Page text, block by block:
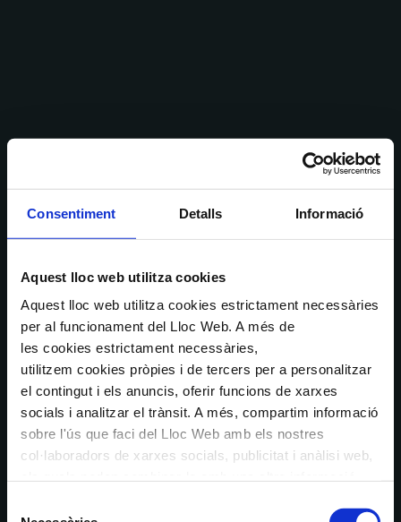
Consentiment Detalls Informació
Aquest lloc web utilitza cookies
Aquest lloc web utilitza cookies estrictament necessàries
per al funcionament del Lloc Web. A més de
les cookies estrictament necessàries,
utilitzem cookies pròpies i de tercers per a personalitzar
el contingut i els anuncis, oferir funcions de xarxes
socials i analitzar el trànsit. A més, compartim informació
sobre l'ús que faci del Lloc Web amb els nostres
col·laboradors de xarxes socials, publicitat i anàlisi web,